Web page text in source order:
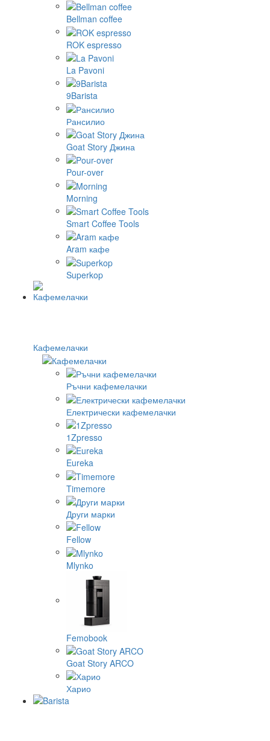
Bellman coffee
ROK espresso
La Pavoni
9Barista
Рансилио
Goat Story Джина
Pour-over
Morning
Smart Coffee Tools
Aram кафе
Superkop
Кафемелачки
Ръчни кафемелачки
Електрически кафемелачки
1Zpresso
Eureka
Timemore
Други марки
Fellow
Mlynko
Femobook
Goat Story ARCO
Харио